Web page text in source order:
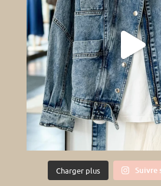
Charger plus Suivre